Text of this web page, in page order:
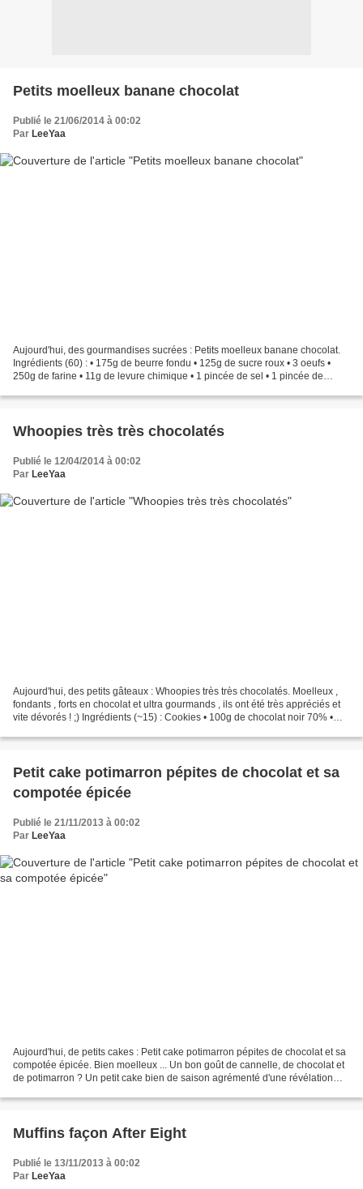
Petits moelleux banane chocolat
Publié le 21/06/2014 à 00:02
Par LeeYaa
Aujourd'hui, des gourmandises sucrées : Petits moelleux banane chocolat.
Ingrédients (60) : • 175g de beurre fondu • 125g de sucre roux • 3 oeufs •
250g de farine • 11g de levure chimique • 1 pincée de sel • 1 pincée de
Whoopies très très chocolatés
Publié le 12/04/2014 à 00:02
Par LeeYaa
Aujourd'hui, des petits gâteaux : Whoopies très très chocolatés. Moelleux ,
fondants , forts en chocolat et ultra gourmands , ils ont été très appréciés et
vite dévorés ! ;) Ingrédients (~15) : Cookies • 100g de chocolat noir 70% •
Petit cake potimarron pépites de chocolat et sa
compotée épicée
Publié le 21/11/2013 à 00:02
Par LeeYaa
Aujourd'hui, de petits cakes : Petit cake potimarron pépites de chocolat et sa
compotée épicée. Bien moelleux ... Un bon goût de cannelle, de chocolat et
de potimarron ? Un petit cake bien de saison agrémenté d'une révélation
Muffins façon After Eight
Publié le 13/11/2013 à 00:02
Par LeeYaa